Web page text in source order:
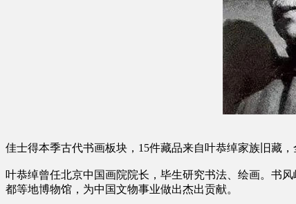
佳士得本季古代书画板块，15件藏品来自叶恭绰家族旧藏
叶恭绰曾任北京中国画院院长，毕生研究书法、绘画。书
都等地博物馆，为中国文物事业做出杰出贡献。